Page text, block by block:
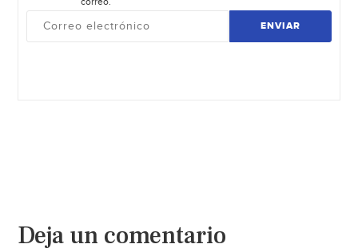
ENVIAR
Deja un comentario